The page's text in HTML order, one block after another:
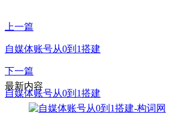
上一篇
自媒体账号从0到1搭建
下一篇
自媒体账号从0到1搭建
最新内容